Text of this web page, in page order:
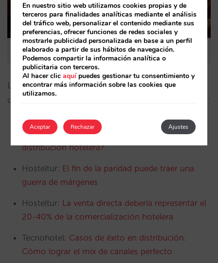
El evento de ayer en Barcelona
La prensa del sector se ha hecho eco del
contenido estas jornadas en las siguientes noticias:
Hosteltur:
¿Existe el modelo perfecto de
distribución hotelera?
Hosteltur: El fin de la paridad puede traer una
guerra de márgenes
Hosteltur: La venta directa debería representar el
20-40% de la comercialización hotelera
Tecnohotel: Casos de éxito en distribución:
Cómo lograr el mix de canales perfecto
En nuestro sitio web utilizamos cookies propias y de
terceros para finalidades analíticas mediante el análisis
del tráfico web, personalizar el contenido mediante sus
preferencias, ofrecer funciones de redes sociales y
mostrarle publicidad personalizada en base a un perfil
elaborado a partir de sus hábitos de navegación.
Podemos compartir la información analítica o
publicitaria con terceros.
Al hacer clicaquípuedes gestionar tu consentimiento y
encontrar más información sobre las cookies que
utilizamos.
Aceptar Ajustes
Rechazar